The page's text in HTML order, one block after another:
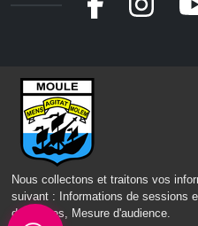
Nous collectons et traitons vos
suivant :
Informations de sessions
des pages, Mesure d'audience.
Tél.:+590-
Fax: +590-